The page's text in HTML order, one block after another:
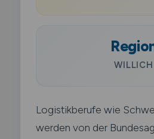
WILLICH
Logistikberufe wie
werden von der